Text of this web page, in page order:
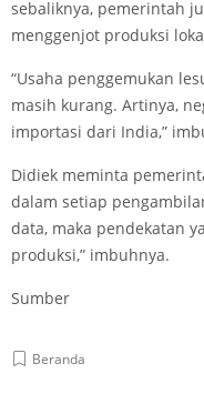
sebaliknya, pemerintah
menggenjot produksi
“Usaha penggemukan
masih kurang. Artinya,
importasi dari India,”
Didiek meminta
dalam setiap
data, maka pendekatan
produksi,” imbuhnya.
Sumber
Beranda